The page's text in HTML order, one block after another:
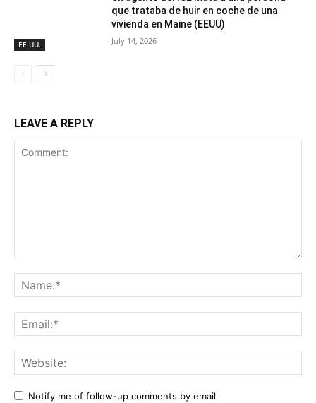
EE.UU.
que trataba de huir en coche de una
vivienda en Maine (EEUU)
July 14, 2026
LEAVE A REPLY
Notify me of follow-up comments by email.